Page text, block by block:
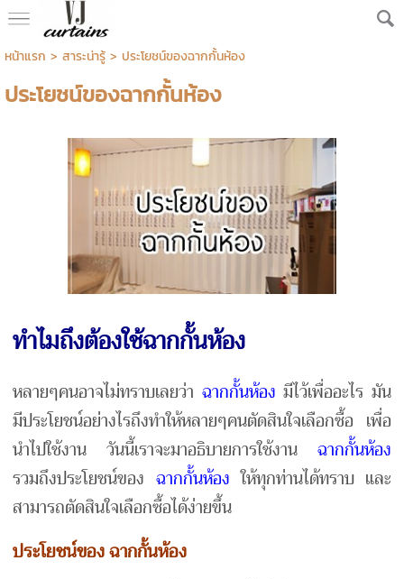
หน้าแรก > สาระน่ารู้ > ประโยชน์ของฉากกั้นห้อง
ประโยชน์ของฉากกั้นห้อง
ทำไมถึงต้องใช้ฉากกั้นห้อง
หลายๆคนอาจไม่ทราบเลยว่า ฉากกั้นห้อง มีไว้เพื่ออะไร มัน
มีประโยชน์อย่างไรถึงทำให้หลายๆคนตัดสินใจเลือกซื้อ เพื่อ
นำไปใช้งาน วันนี้เราจะมาอธิบายการใช้งาน ฉากกั้นห้อง
รวมถึงประโยชน์ของ ฉากกั้นห้อง ให้ทุกท่านได้ทราบ และ
สามารถตัดสินใจเลือกซื้อได้ง่ายขึ้น
ประโยชน์ของ ฉากกั้นห้อง